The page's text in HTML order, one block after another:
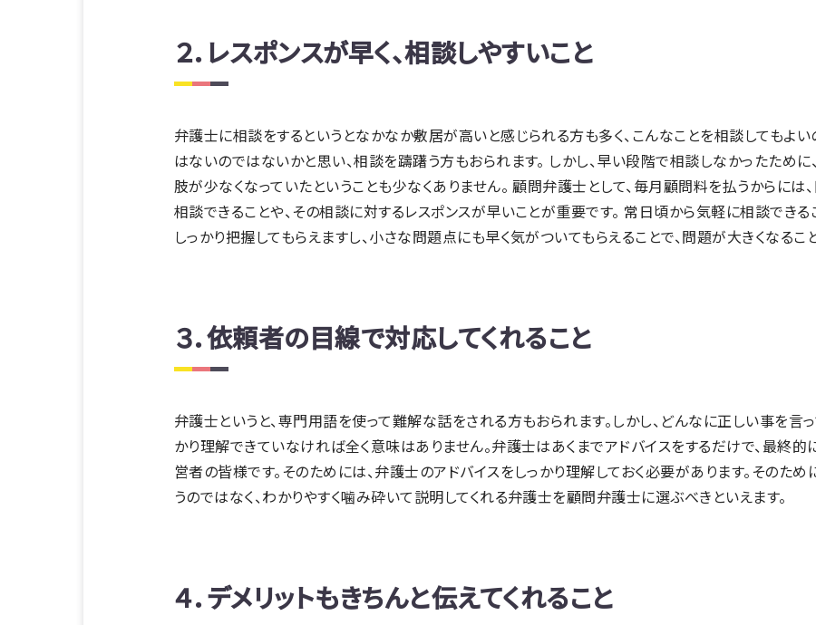
２．レスポンスが早く、相談しやすいこと
弁護士に相談をするというとなかなか敷居が高いと感じられる方も多く、こんなことを相談してもよい
はないのではないかと思い、相談を躊躇う方もおられます。 しかし、早い段階で相談しなかったため
肢が少なくなっていたということも少なくありません。 顧問弁護士として、毎月顧問料を払うからには
相談できることや、その相談に対するレスポンスが早いことが重要です。 常日頃から気軽に相談できる
しっかり把握してもらえますし、小さな問題点にも早く気がついてもらえることで、問題が大きくなるこ
３．依頼者の目線で対応してくれること
弁護士というと、専門用語を使って難解な話をされる方もおられます。しかし、どんなに正しい事を言
かり理解できていなければ全く意味はありません。弁護士はあくまでアドバイスをするだけで、最終
営者の皆様です。そのためには、弁護士のアドバイスをしっかり理解しておく必要があります。そのた
うのではなく、わかりやすく噛み砕いて説明してくれる弁護士を顧問弁護士に選ぶべきといえます。
４．デメリットもきちんと伝えてくれること